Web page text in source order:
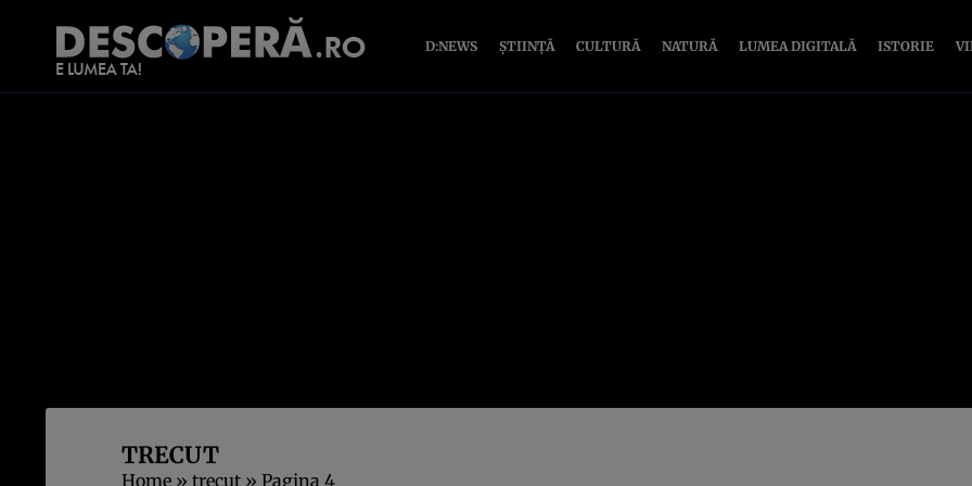
D:NEWS ȘTIINȚĂ CULTURĂ NATURĂ LUMEA DIGITALĂ ISTORIE
TRECUT
Home » trecut » Pagina 4